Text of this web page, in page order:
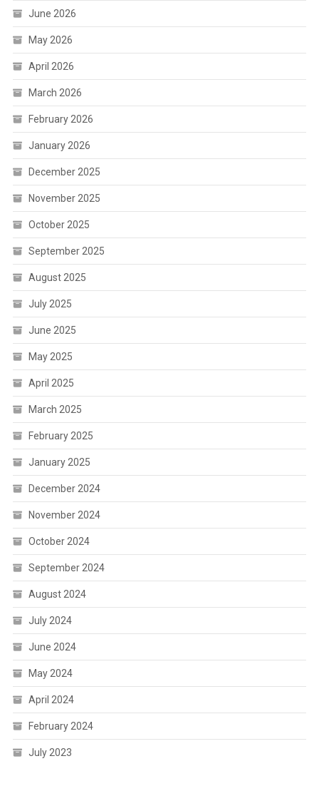
June 2026
May 2026
April 2026
March 2026
February 2026
January 2026
December 2025
November 2025
October 2025
September 2025
August 2025
July 2025
June 2025
May 2025
April 2025
March 2025
February 2025
January 2025
December 2024
November 2024
October 2024
September 2024
August 2024
July 2024
June 2024
May 2024
April 2024
February 2024
July 2023